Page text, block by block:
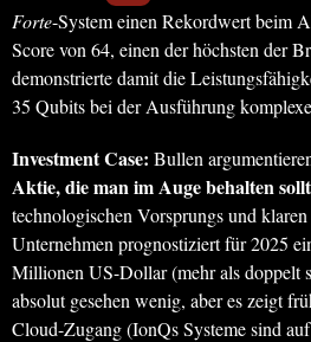
Forte-System einen Rekordwert beim
Score von 64, einen der höchsten der
demonstrierte damit die
35 Qubits bei der Ausführung
Investment Case: Bullen
Aktie, die man im Auge behalten
technologischen Vorsprungs und
Unternehmen prognostiziert für 2025
Millionen US-Dollar (mehr als doppelt
absolut gesehen wenig, aber es zeigt
Cloud-Zugang (IonQs Systeme sind